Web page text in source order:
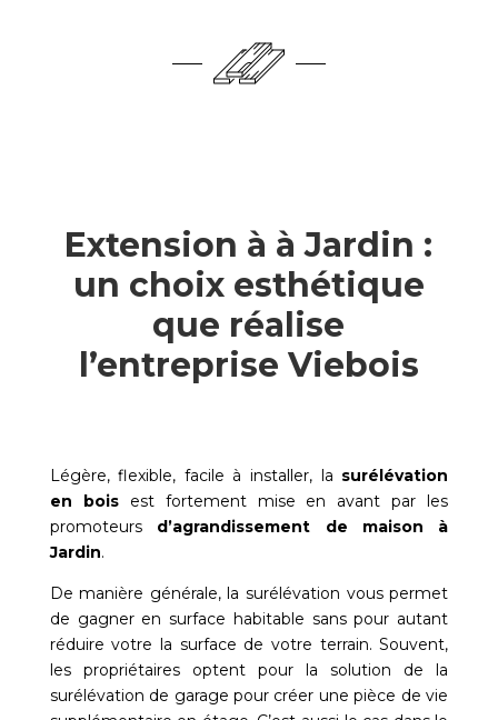
Extension à à Jardin :
un choix esthétique
que réalise
l’entreprise Viebois
Légère, flexible, facile à installer, la surélévation
en boisest fortement mise en avant par les
promoteurs d’agrandissement de maison à
Jardin.
De manière générale, la surélévation vous permet
de gagner en surface habitable sans pour autant
réduire votre la surface de votre terrain. Souvent,
les propriétaires optent pour la solution de la
surélévation de garage pour créer une pièce de vie